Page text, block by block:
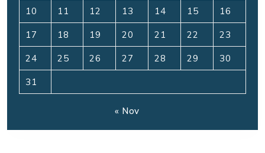
10 11 12 13 14 15 16
17 18 19 20 21 22 23
24 25 26 27 28 29 30
31
« Nov